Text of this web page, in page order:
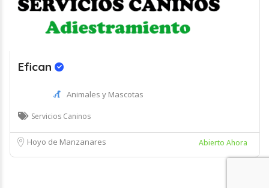
Efican
Animales y Mascotas
Servicios Caninos
Hoyo de Manzanares Abierto Ahora